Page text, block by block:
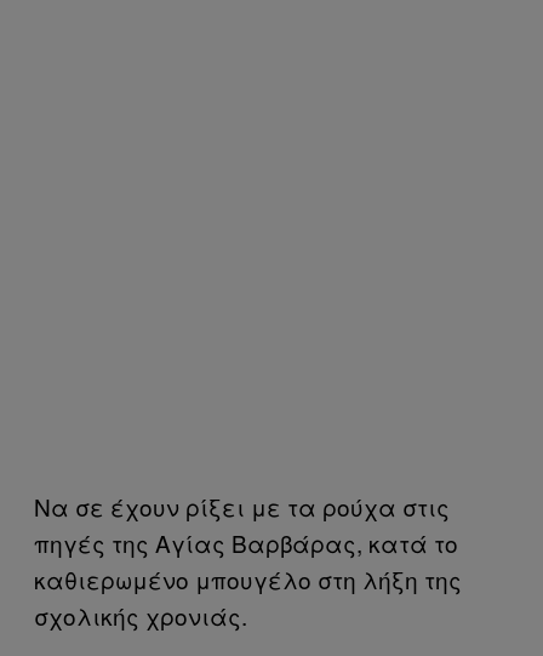
Να σε έχουν ρίξει με τα ρούχα στις
πηγές της Αγίας Βαρβάρας, κατά το
καθιερωμένο μπουγέλο στη λήξη της
σχολικής χρονιάς.